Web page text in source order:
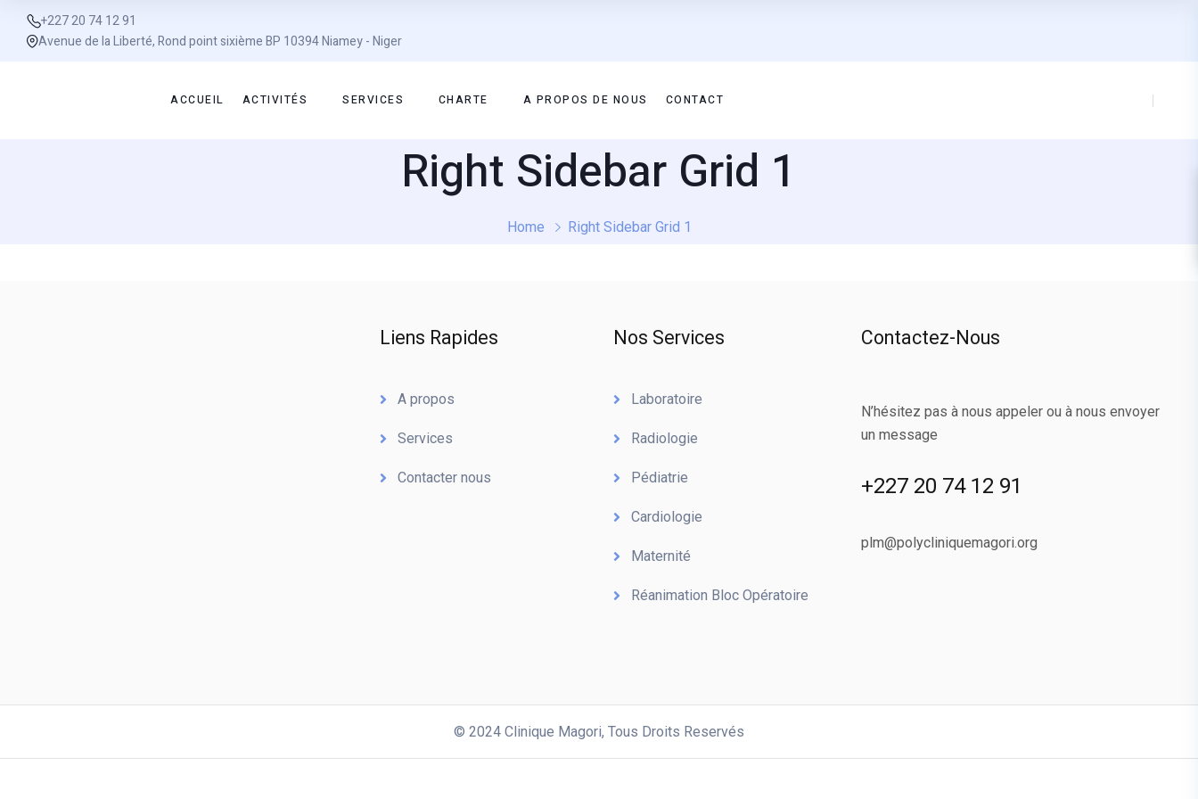
+227 20 74 12 91
Avenue de la Liberté, Rond point sixième BP 10394 Niamey - Niger
ACCUEIL ACTIVITÉS SERVICES CHARTE A PROPOS DE NOUS CONTACT
Right Sidebar Grid 1
Home Right Sidebar Grid 1
Liens Rapides
A propos
Services
Contacter nous
Nos Services
Laboratoire
Radiologie
Pédiatrie
Cardiologie
Maternité
Réanimation Bloc Opératoire
Contactez-Nous
N’hésitez pas à nous appeler ou à nous envoyer
un message
+227 20 74 12 91
plm@polycliniquemagori.org
© 2024 Clinique Magori, Tous Droits Reservés